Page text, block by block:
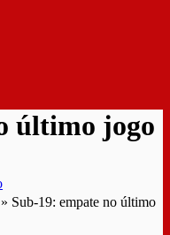
último jogo
» Sub-19: empate no último